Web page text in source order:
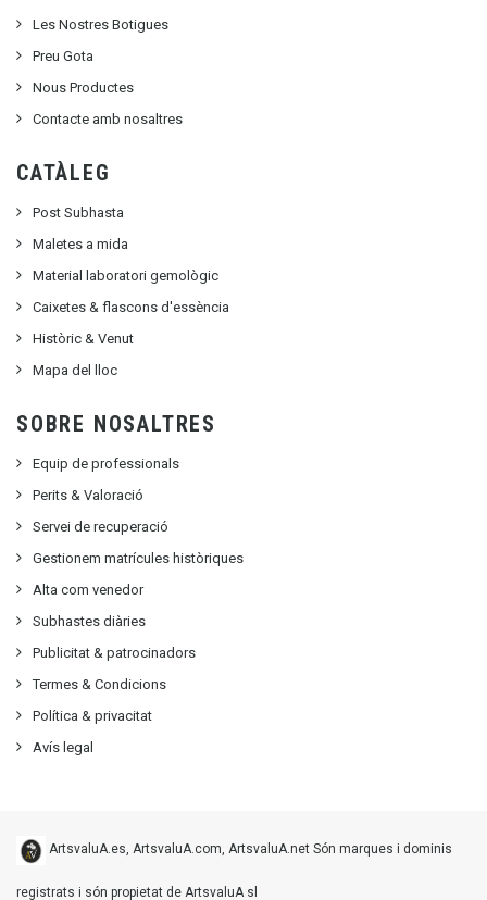
Les Nostres Botigues
Preu Gota
Nous Productes
Contacte amb nosaltres
CATÀLEG
Post Subhasta
Maletes a mida
Material laboratori gemològic
Caixetes & flascons d'essència
Històric & Venut
Mapa del lloc
SOBRE NOSALTRES
Equip de professionals
Perits & Valoració
Servei de recuperació
Gestionem matrícules històriques
Alta com venedor
Subhastes diàries
Publicitat & patrocinadors
Termes & Condicions
Política & privacitat
Avís legal
ArtsvaluA.es, ArtsvaluA.com, ArtsvaluA.net Són marques i dominis
registrats i són propietat de ArtsvaluA sl